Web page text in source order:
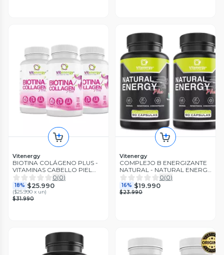
Vitenergy
BIOTINA COLÁGENO PLUS -
VITAMINAS CABELLO PIEL
UÑAS - FÓRMULA 7
COMPONENTES - PACK x3
0(0)
18% $25.990
($25.990 x un)
$31.990
Vitenergy
COMPLEJO B ENERGIZANTE
NATURAL - NATURAL ENERGY
PLUS - PACK x2
0(0)
16% $19.990
$23.990